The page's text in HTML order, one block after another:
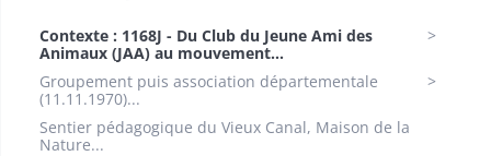
Contexte : 1168J - Du Club du Jeune Ami des
Animaux (JAA) au mouvement...
Groupement puis association départementale
(11.11.1970)...
Sentier pédagogique du Vieux Canal, Maison de la
Nature...